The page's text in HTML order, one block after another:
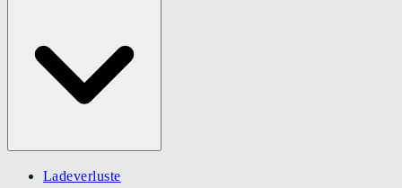
Ladeverluste